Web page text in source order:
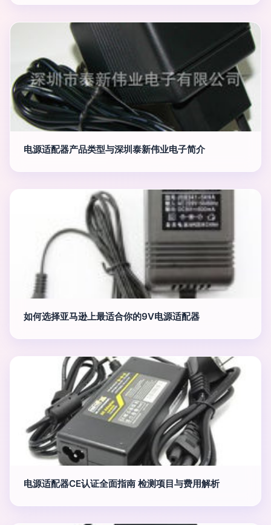
电源适配器产品类型与深圳泰新伟业电子简介
如何选择亚马逊上最适合你的9V电源适配器
电源适配器CE认证全面指南 检测项目与费用解析